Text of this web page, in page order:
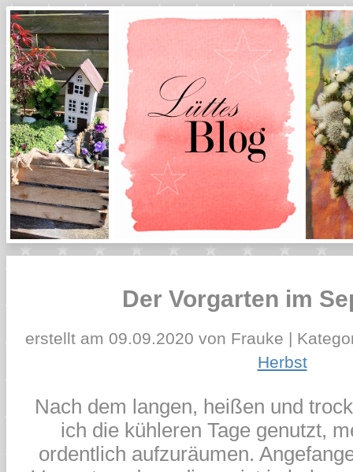
Der Vorgarten im
erstellt am 09.09.2020 von Frauke |
Herbst
Nach dem langen, heißen und
ich die kühleren Tage genutzt,
ordentlich aufzuräumen.